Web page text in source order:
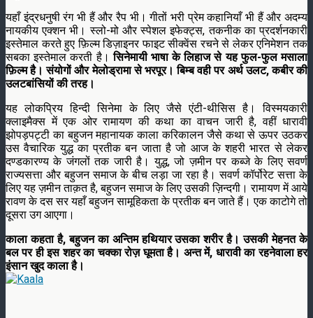
यहाँ इंद्रधनुषी रंग भी हैं और रैप भी। गीतों भरी प्रेम कहानियाँ भी हैं और अदम्य
नायकीय एक्शन भी। स्लो-मो और स्पेशल इफेक्ट्स, तकनीक का प्रदर्शनकारी
इस्तेमाल करते हुए फ़िल्म डिज़ाइनर फाइट सीक्वेंस रचने से लेकर एनिमेशन तक
सबका इस्तेमाल करती है।सिनेमायी भाषा के लिहाज से यह फुल-फुल मसाला
फ़िल्म है। संयोगों और मेलोड्रामा से भरपूर। बिम्ब वही पर अर्थ उलट, कबीर की
उलटबांसियों की तरह।
यह लोकप्रिय हिन्दी सिनेमा के लिए जैसे एंटी-थीसिस है। विस्मयकारी
क्लाइमैक्स में एक ओर रामायण की कथा का वाचन जारी है, वहीं धारावी
झोपड़पट्टी का बहुजन महानायक काला करिकालन जैसे कथा से ऊपर उठकर
उस वैचारिक युद्ध का प्रतीक बन जाता है जो आज के शहरी भारत से लेकर
दण्डकारण्य के जंगलों तक जारी है। युद्ध, जो ज़मीन पर कब्जे के लिए सवर्ण
राज्यसत्ता और बहुजन समाज के बीच लड़ा जा रहा है। सवर्ण कॉर्पोरेट सत्ता के
लिए यह ज़मीन ताक़त है, बहुजन समाज के लिए उसकी ज़िन्दगी। रामायण में आये
रावण के दस सर यहाँ बहुजन सामूहिकता के प्रतीक बन जाते हैं। एक काटोगे तो
दूसरा उग आएगा।
काला कहता है, बहुजन का अन्तिम हथियार उसका शरीर है। उसकी मेहनत के
बल पर ही इस शहर का चक्का रोज़ घूमता है। अन्त में, धारावी का रहनेवाला हर
इंसान खुद काला है।